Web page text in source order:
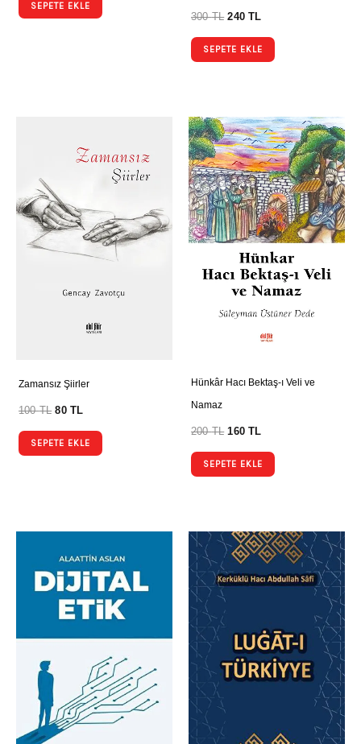
SEPETE EKLE
300TL 240TL
SEPETE EKLE
Zamansız Şiirler
100TL 80TL
SEPETE EKLE
Hünkâr Hacı Bektaş-ı Veli ve
Namaz
200TL 160TL
SEPETE EKLE